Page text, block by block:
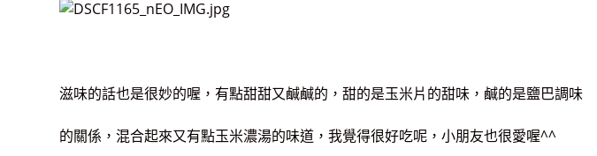
滋味的話也是很妙的喔，有點甜甜又鹹鹹的，甜的是玉米片的甜味，鹹的是鹽巴調味
的關係，混合起來又有點玉米濃湯的味道，我覺得很好吃呢，小朋友也很愛喔^^